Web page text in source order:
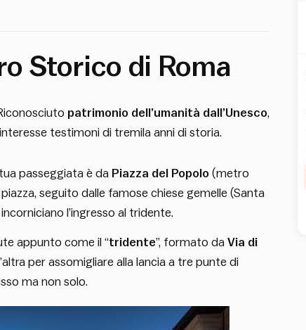
Storico di Roma
patrimonio dell’umanità dall’Unesco,
testimoni di tremila anni di storia.
passeggiata è da Piazza del Popolo (metro
seguito dalle famose chiese gemelle (Santa
l’ingresso al tridente.
appunto come il “tridente”, formato da Via di
per assomigliare alla lancia a tre punte di
ma non solo.